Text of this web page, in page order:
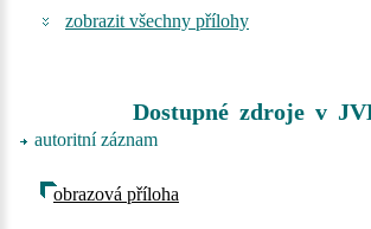
zobrazit všechny přílohy
Dostupné zdroje v
autoritní záznam
obrazová příloha